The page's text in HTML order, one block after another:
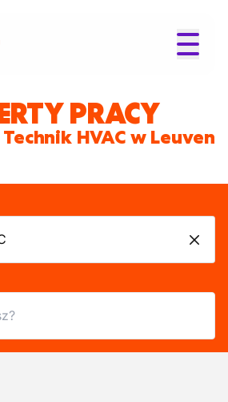
PRACY
HVAC w Leuven